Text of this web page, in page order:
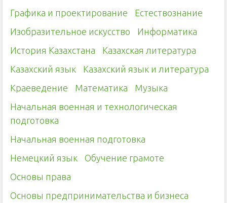
Графика и проектирование
Естествознание
Изобразительное искусство
Информатика
История Казахстана
Казахская литература
Казахский язык
Казахский язык и литература
Краеведение
Математика
Музыка
Начальная военная и технологическая
подготовка
Начальная военная подготовка
Немецкий язык
Обучение грамоте
Основы права
Основы предпринимательства и бизнеса